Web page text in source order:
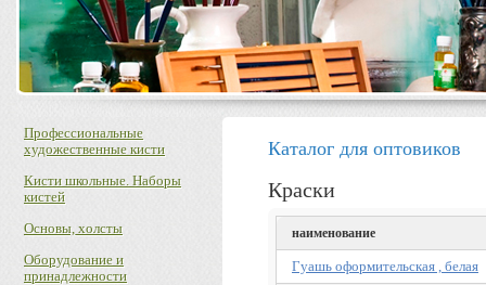
Каталог для оптовиков
Краски
наименование
Гуашь оформительская , белая
Профессиональные
художественные кисти
Кисти школьные. Наборы
кистей
Основы, холсты
Оборудование и
принадлежности